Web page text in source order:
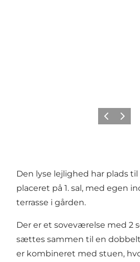
ForrigeNæste
Den lyse lejlighed har plads
placeret på 1. sal, med egen
terrasse i gården.
Der er et soveværelse med 2
sættes sammen til en
er kombineret med stuen,